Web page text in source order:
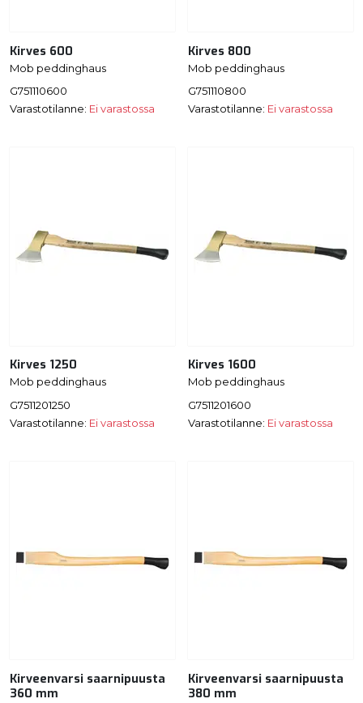
Kirves 600
Mob peddinghaus
G751110600
Varastotilanne: Ei varastossa
Kirves 800
Mob peddinghaus
G751110800
Varastotilanne: Ei varastossa
Kirves 1250
Mob peddinghaus
G7511201250
Varastotilanne: Ei varastossa
Kirves 1600
Mob peddinghaus
G7511201600
Varastotilanne: Ei varastossa
Kirveenvarsi saarnipuusta
360 mm
Kirveenvarsi saarnipuusta
380 mm